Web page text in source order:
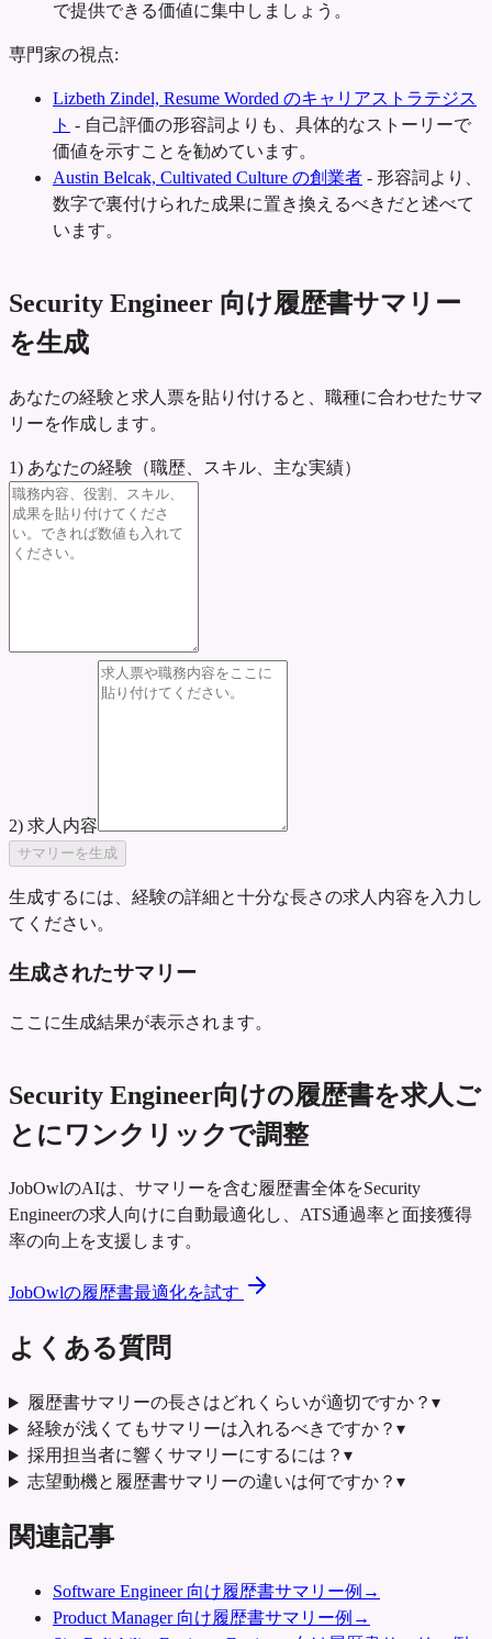
で提供できる価値に集中しましょう。
専門家の視点:
Lizbeth Zindel, Resume Worded のキャリアストラテジス
ト - 自己評価の形容詞よりも、具体的なストーリーで
価値を示すことを勧めています。
Austin Belcak, Cultivated Culture の創業者 - 形容詞より、
数字で裏付けられた成果に置き換えるべきだと述べて
います。
Security Engineer 向け履歴書サマリー
を生成
あなたの経験と求人票を貼り付けると、職種に合わせたサマ
リーを作成します。
1) あなたの経験（職歴、スキル、主な実績）
2) 求人内容
サマリーを生成
生成するには、経験の詳細と十分な長さの求人内容を入力し
てください。
生成されたサマリー
ここに生成結果が表示されます。
Security Engineer向けの履歴書を求人ご
とにワンクリックで調整
JobOwlのAIは、サマリーを含む履歴書全体をSecurity
Engineerの求人向けに自動最適化し、ATS通過率と面接獲得
率の向上を支援します。
JobOwlの履歴書最適化を試す
よくある質問
履歴書サマリーの長さはどれくらいが適切ですか？ ▾
経験が浅くてもサマリーは入れるべきですか？ ▾
採用担当者に響くサマリーにするには？ ▾
志望動機と履歴書サマリーの違いは何ですか？ ▾
関連記事
Software Engineer 向け履歴書サマリー例 →
Product Manager 向け履歴書サマリー例 →